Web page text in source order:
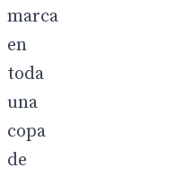
marca
en
toda
una
copa
de